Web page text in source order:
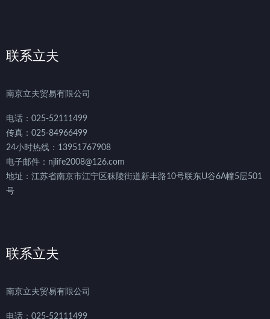
联系立夫
南京立夫贸易有限公司
电话：025-52111499
传真：025-84966499
24小时热线：13951767908
电子邮件：njlife2008@126.com
地址：江苏省南京市江宁区秣陵街道新丰路10号联东U谷6A幢5层501
号
联系立夫
南京立夫贸易有限公司
电话：025-52111499